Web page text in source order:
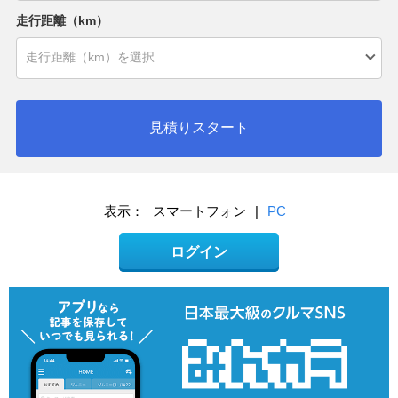
走行距離（km）
見積りスタート
表示： スマートフォン | PC
ログイン